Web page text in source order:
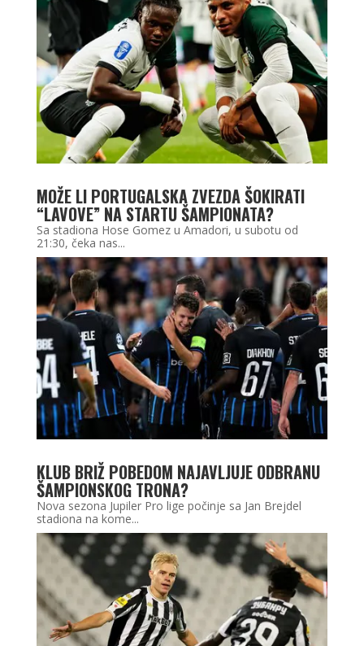
MOŽE LI PORTUGALSKA ZVEZDA ŠOKIRATI
“LAVOVE” NA STARTU ŠAMPIONATA?
Sa stadiona Hose Gomez u Amadori, u subotu od
21:30, čeka nas...
KLUB BRIŽ POBEDOM NAJAVLJUJE ODBRANU
ŠAMPIONSKOG TRONA?
Nova sezona Jupiler Pro lige počinje sa Jan Brejdel
stadiona na kome...